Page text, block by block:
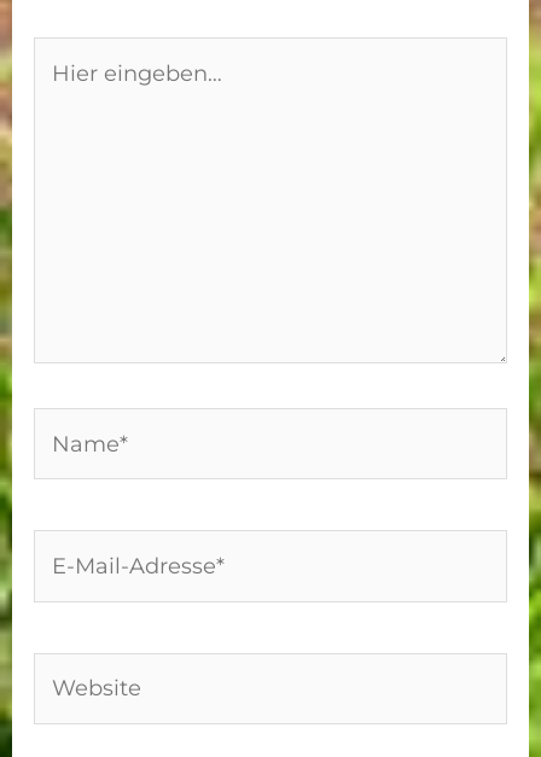
eingeben…
Mail-